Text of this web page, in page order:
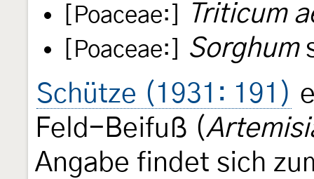
[Poaceae:] Triticum
[Poaceae:] Sorghum
Schütze (1931: 191)
Feld-Beifuß (
Angabe findet sich